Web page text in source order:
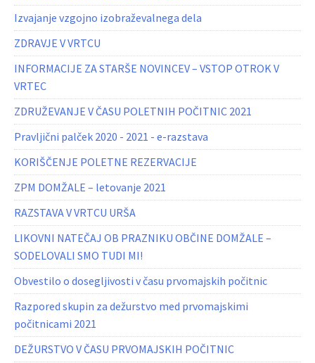
Izvajanje vzgojno izobraževalnega dela
ZDRAVJE V VRTCU
INFORMACIJE ZA STARŠE NOVINCEV – VSTOP OTROK V
VRTEC
ZDRUŽEVANJE V ČASU POLETNIH POČITNIC 2021
Pravljični palček 2020 - 2021 - e-razstava
KORIŠČENJE POLETNE REZERVACIJE
ZPM DOMŽALE – letovanje 2021
RAZSTAVA V VRTCU URŠA
LIKOVNI NATEČAJ OB PRAZNIKU OBČINE DOMŽALE –
SODELOVALI SMO TUDI MI!
Obvestilo o dosegljivosti v času prvomajskih počitnic
Razpored skupin za dežurstvo med prvomajskimi
počitnicami 2021
DEŽURSTVO V ČASU PRVOMAJSKIH POČITNIC